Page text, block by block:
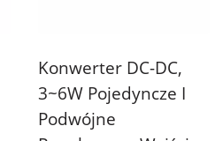
Konwerter DC-DC,
3~6W Pojedyncze I
Podwójne